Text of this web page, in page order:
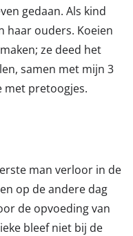
gedaan. Als kind
haar ouders. Koeien
ze deed het
samen met mijn 3
met pretoogjes.
man verloor in de
op de andere dag
de opvoeding van
bleef niet bij de